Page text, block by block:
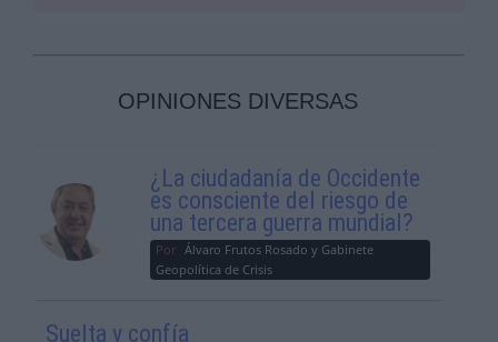
OPINIONES DIVERSAS
¿La ciudadanía de Occidente
es consciente del riesgo de
una tercera guerra mundial?
Por Álvaro Frutos Rosado y Gabinete
Geopolítica de Crisis
Suelta y confía